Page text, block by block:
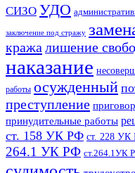
СИЗО УДО
заключение под стражу
кража лишение
наказание
работы осужденный
преступление приговор
принудительные работы
ст. 158 УК РФ ст. 228 УК
264.1 УК РФ ст.264.1УК